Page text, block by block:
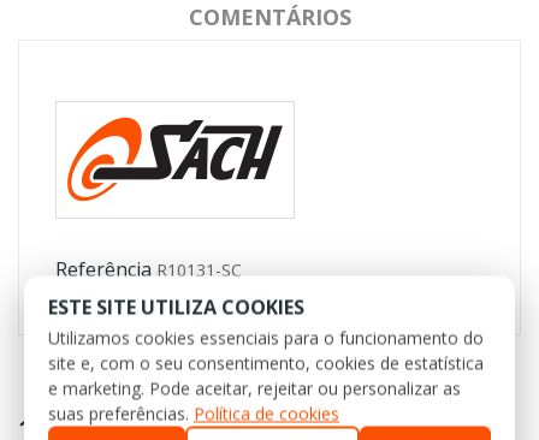
COMENTÁRIOS
Referência R10131-SC
16 OUTROS PRODUTOS NA MESMA
ESTE SITE UTILIZA COOKIES
Utilizamos cookies essenciais para o funcionamento do
site e, com o seu consentimento, cookies de estatística
e marketing. Pode aceitar, rejeitar ou personalizar as
suas preferências. Política de cookies